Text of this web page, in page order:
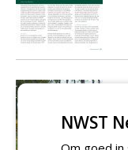
NWST
Om goed